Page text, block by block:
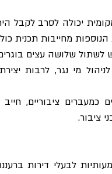
מחייבות תכנית
לשתול שלושה עצים
ציבור.